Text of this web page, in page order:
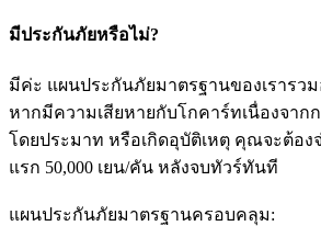
มีประกันภัยหรือไม่?
มีค่ะ แผนประกันภัยมาตรฐานของเรารว
หากมีความเสียหายกับโกคาร์ทเนื่องจาก
โดยประมาท หรือเกิดอุบัติเหตุ คุณจะต้อง
แรก 50,000 เยน/คัน หลังจบทัวร์ทันที
แผนประกันภัยมาตรฐานครอบคลุม: